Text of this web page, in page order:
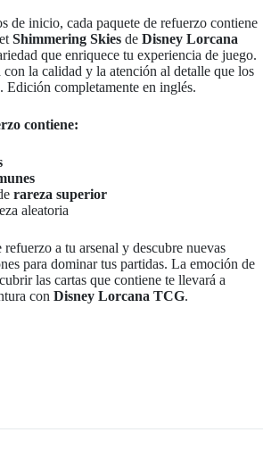
de inicio, cada paquete de refuerzo contiene
Shimmering Skies de Disney Lorcana
que enriquece tu experiencia de juego.
con la calidad y la atención al detalle que los
Edición completamente en inglés.
contiene:
rareza superior
aleatoria
refuerzo a tu arsenal y descubre nuevas
para dominar tus partidas. La emoción de
las cartas que contiene te llevará a
con Disney Lorcana TCG.